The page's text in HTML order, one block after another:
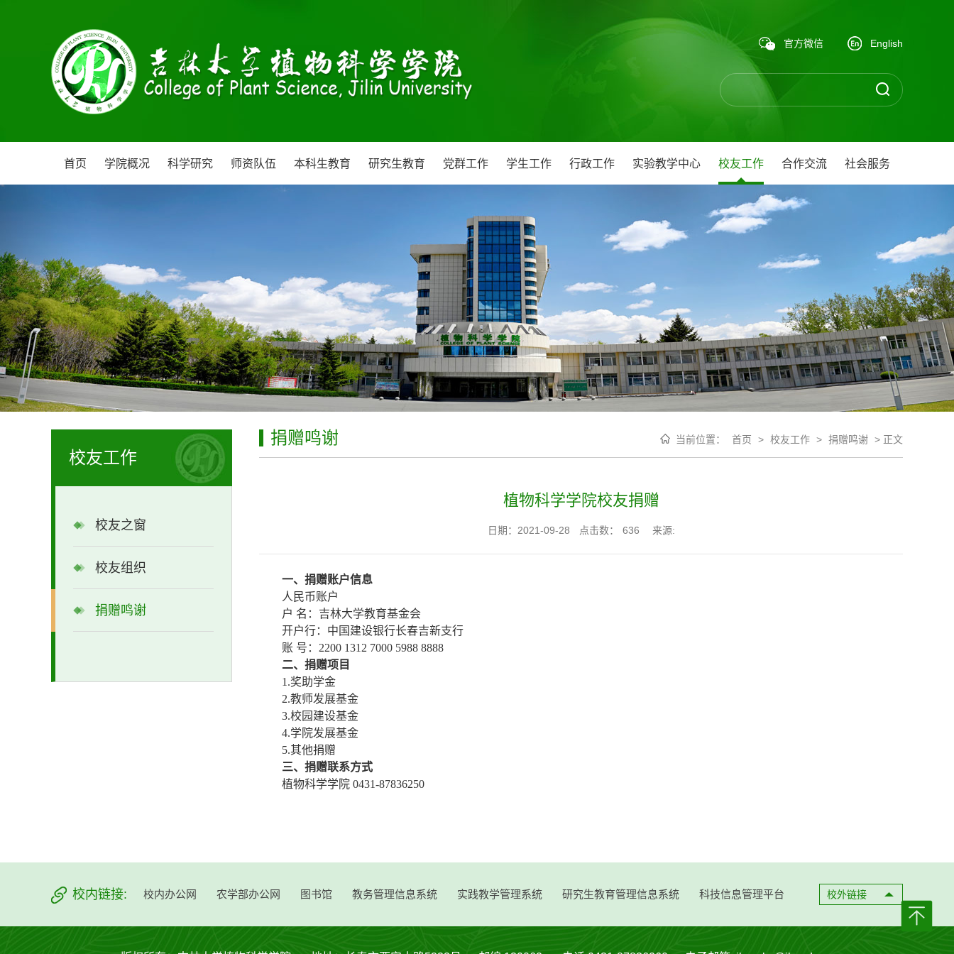
官方微信 English
首页 学院概况 科学研究 师资队伍 本科生教育 研究生教育 党群工作 学生工作 行政工作 实验教学中心 校友工作 合作交流 社会服务
校友工作
校友之窗
校友组织
捐赠鸣谢
捐赠鸣谢 当前位置： 首页 > 校友工作 > 捐赠鸣谢 > 正文
植物科学学院校友捐赠
日期：2021-09-28 点击数： 636 来源:
一、捐赠账户信息
人民币账户
户 名：吉林大学教育基金会
开户行：中国建设银行长春吉新支行
账 号：2200 1312 7000 5988 8888
二、捐赠项目
1.奖助学金
2.教师发展基金
3.校园建设基金
4.学院发展基金
5.其他捐赠
三、捐赠联系方式
植物科学学院 0431-87836250
校内链接: 校内办公网 农学部办公网 图书馆 教务管理信息系统 实践教学管理系统 研究生教育管理信息系统 科技信息管理平台 校外链接